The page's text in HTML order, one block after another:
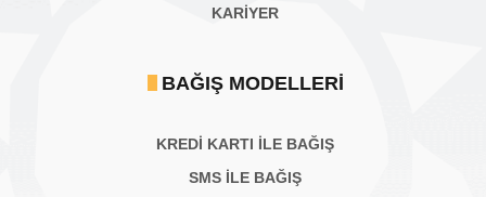
KARIYER
BAĞIŞ MODELLERI
KREDİ KARTI İLE BAĞIŞ
SMS İLE BAĞIŞ